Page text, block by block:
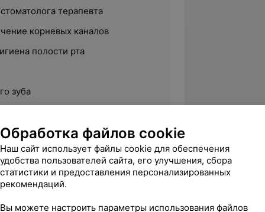
терапевта
корневых каналов
полости рта
зуба
медицинский колледж
терапевтических заболеваний
Обработка файлов cookie
Наш сайт использует файлы cookie для обеспечения
удобства пользователей сайта, его улучшения, сбора
статистики и предоставления персонализированных
рекомендаций.
Вы можете настроить параметры использования файлов